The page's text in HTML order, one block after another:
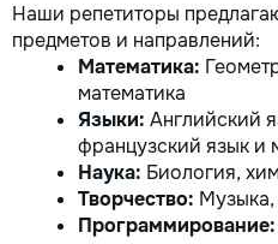
Наши репетиторы
предметов и направлений:
Математика:
математика
Языки: Английский
французский язык и
Наука: Биология,
Творчество: Музыка,
Программирование: